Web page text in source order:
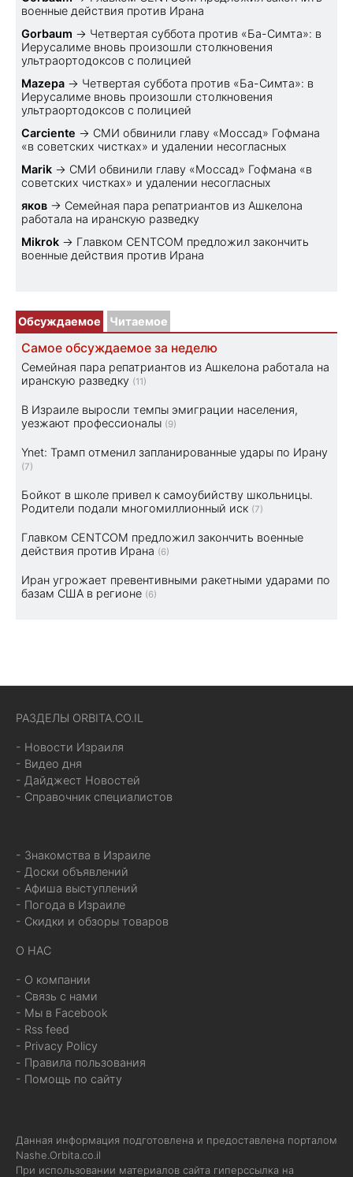
военные действия против Ирана
Gorbaum → Четвертая суббота против «Ба-Симта»: в
Иерусалиме вновь произошли столкновения
ультраортодоксов с полицией
Mazepa → Четвертая суббота против «Ба-Симта»: в
Иерусалиме вновь произошли столкновения
ультраортодоксов с полицией
Carciente → СМИ обвинили главу «Моссад» Гофмана
«в советских чистках» и удалении несогласных
Marik → СМИ обвинили главу «Моссад» Гофмана «в
советских чистках» и удалении несогласных
яков → Семейная пара репатриантов из Ашкелона
работала на иранскую разведку
Mikrok → Главком CENTCOM предложил закончить
военные действия против Ирана
Обсуждаемое Читаемое
Самое обсуждаемое за неделю
Семейная пара репатриантов из Ашкелона работала на
иранскую разведку (11)
В Израиле выросли темпы эмиграции населения,
уезжают профессионалы (9)
Ynet: Трамп отменил запланированные удары по Ирану
(7)
Бойкот в школе привел к самоубийству школьницы.
Родители подали многомиллионный иск (7)
Главком CENTCOM предложил закончить военные
действия против Ирана (6)
Иран угрожает превентивными ракетными ударами по
базам США в регионе (6)
РАЗДЕЛЫ ORBITA.CO.IL
- Новости Израиля
- Видео дня
- Дайджест Новостей
- Справочник специалистов
- Знакомства в Израиле
- Доски объявлений
- Афиша выступлений
- Погода в Израиле
- Скидки и обзоры товаров
О НАС
- О компании
- Связь с нами
- Мы в Facebook
- Rss feed
- Privacy Policy
- Правила пользования
- Помощь по сайту
Данная информация подготовлена и предоставлена порталом
Nashe.Orbita.co.il
При использовании материалов сайта гиперссылка на